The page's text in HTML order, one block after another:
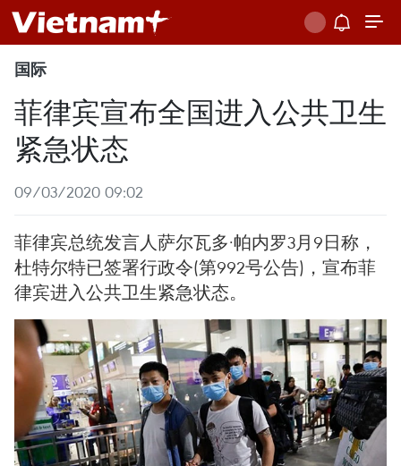
国际
菲律宾宣布全国进入公共卫生
紧急状态
09/03/2020 09:02
菲律宾总统发言人萨尔瓦多·帕内罗3月9日称，
杜特尔特已签署行政令(第992号公告)，宣布菲
律宾进入公共卫生紧急状态。